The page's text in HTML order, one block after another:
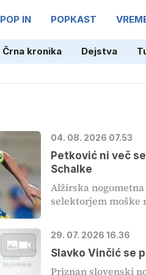
POP IN POPKAST
Črna kronika Dejstva
04. 08. 2026 07.53
Petković ni več
Schalke
Alžirska
selektorjem moške
29. 07. 2026 16.36
Slavko Vinčić se
Priznan slovenski